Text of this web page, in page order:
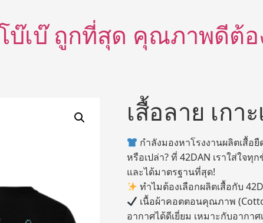
บ๊เบ๊ ถูกที่สุด คุณภาพดีต้
เสื้อลาย เกา
กำลังมองหาโรงงานผลิตเสื้อ
หรือเปล่า? ที่ 42DAN เราใส่ใจ
และได้มาตรฐานที่สุด!
ทำไมต้องเลือกผลิตเสื้อกับ
เนื้อผ้าคอตตอนคุณภาพ
อากาศได้ดีเยี่ยม เหมาะกับอากา